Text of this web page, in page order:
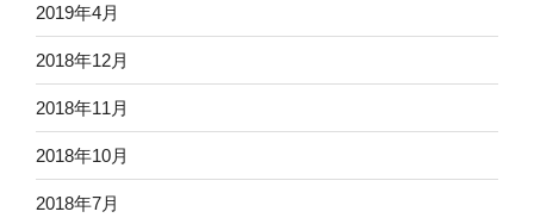
2019年4月
2018年12月
2018年11月
2018年10月
2018年7月